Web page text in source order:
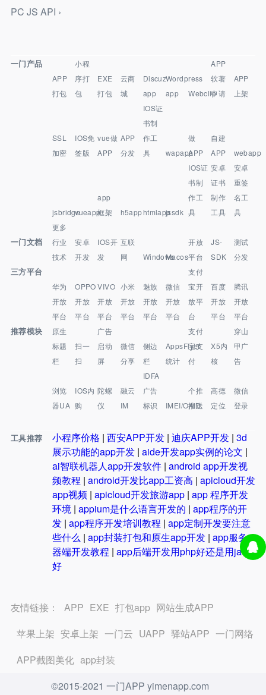
PC JS API ›
一门产品
APP
打包
小程
序打
包
EXE
打包
云商
城
Discuz
app
Wordpress
app
Webclip
APP
软著
申请
APP
上架
SSL
加密
IOS免
签版
vue做
APP
APP
分发
IOS证
书制
作工
具
wapapp
做
APP
自建
APP
webapp
jsbridgevueapp
app
框架
h5apphtmlappjssdk
IOS证
书制
作工
具
安卓
证书
制作
工具
安卓
重签
名工
具
更多
一门文档
行业
技术
安卓
开发
IOS开
发
互联
网
WindowsMacos
开放
平台
JS-
SDK
测试
分发
三方平台
华为
开放
平台
OPPO
开放
平台
VIVO
开放
平台
小米
开放
平台
魅族
开放
平台
微信
开放
平台
支付
宝开
放平
台
百度
开放
平台
腾讯
开放
平台
推荐模块
原生
标题
栏
扫一
扫
广告
启动
屏
微信
分享
侧边
栏
AppsFlyer
统计
支付
宝支
付
X5内
核
穿山
甲广
告
浏览
器UA
IOS内
购
陀螺
仪
融云
IM
IDFA
广告
标识
IMEI/OAID
个推
推送
高德
定位
微信
登录
工具推荐 小程序价格 | 西安APP开发 | 迪庆APP开发 | 3d
展示功能的app开发 | aide开发app实例的论文 |
ai智联机器人app开发软件 | android app开发视
频教程 | android开发比app工资高 | apicloud开发
app视频 | apicloud开发旅游app | app 程序开发
环境 | appium是什么语言开发的 | app程序的开
发 | app程序开发培训教程 | app定制开发要注意
些什么 | app封装打包和原生app开发 | app服务
器端开发教程 | app后端开发用php好还是用java
好
友情链接： APP EXE 打包app 网站生成APP
苹果上架 安卓上架 一门云 UAPP 驿站APP 一门网络
APP截图美化 app封装
©2015-2021 一门APP yimenapp.com